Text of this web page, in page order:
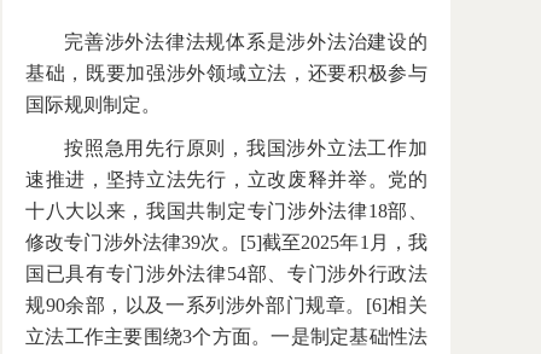
完善涉外法律法规体系是涉外法治建设的
基础，既要加强涉外领域立法，还要积极参与
国际规则制定。
按照急用先行原则，我国涉外立法工作加
速推进，坚持立法先行，立改废释并举。党的
十八大以来，我国共制定专门涉外法律18部、
修改专门涉外法律39次。[5]截至2025年1月，我
国已具有专门涉外法律54部、专门涉外行政法
规90余部，以及一系列涉外部门规章。[6]相关
立法工作主要围绕3个方面。一是制定基础性法